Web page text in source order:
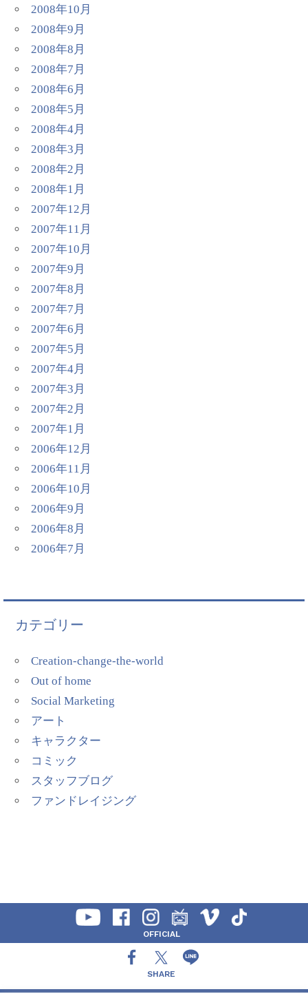
2008年10月
2008年9月
2008年8月
2008年7月
2008年6月
2008年5月
2008年4月
2008年3月
2008年2月
2008年1月
2007年12月
2007年11月
2007年10月
2007年9月
2007年8月
2007年7月
2007年6月
2007年5月
2007年4月
2007年3月
2007年2月
2007年1月
2006年12月
2006年11月
2006年10月
2006年9月
2006年8月
2006年7月
カテゴリー
Creation-change-the-world
Out of home
Social Marketing
アート
キャラクター
コミック
スタッフブログ
ファンドレイジング
OFFICIAL
SHARE